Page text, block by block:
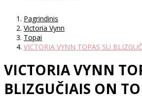
Pagrindinis
Victoria Vynn
Topai
VICTORIA VYNN TOPAS SU
VICTORIA VYNN
BLIZGUČIAIS ON